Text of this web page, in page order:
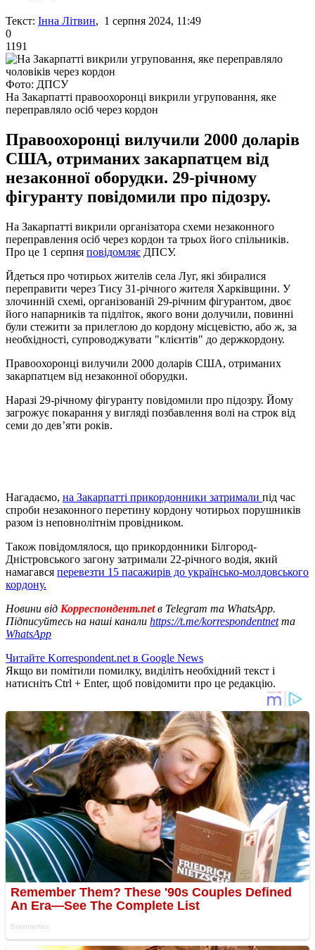
Текст: Інна Літвин, 1 серпня 2024, 11:49
0
1191
Фото: ДПСУ
На Закарпатті правоохоронці викрили угруповання, яке
переправляло осіб через кордон
Правоохоронці вилучили 2000 доларів
США, отриманих закарпатцем від
незаконної оборудки. 29-річному
фігуранту повідомили про підозру.
На Закарпатті викрили організатора схеми незаконного
переправлення осіб через кордон та трьох його спільників.
Про це 1 серпня повідомляє ДПСУ.
Йдеться про чотирьох жителів села Луг, які збиралися
переправити через Тису 31-річного жителя Харківщини. У
злочинній схемі, організованій 29-річним фігурантом, двоє
його напарників та підліток, якого вони долучили, повинні
були стежити за прилеглою до кордону місцевістю, або ж, за
необхідності, супроводжувати "клієнтів" до держкордону.
Правоохоронці вилучили 2000 доларів США, отриманих
закарпатцем від незаконної оборудки.
Наразі 29-річному фігуранту повідомили про підозру. Йому
загрожує покарання у вигляді позбавлення волі на строк від
семи до дев’яти років.
Нагадаємо, на Закарпатті прикордонники затримали під час
спроби незаконного перетину кордону чотирьох порушників
разом із неповнолітнім провідником.
Також повідомлялося, що прикордонники Білгород-
Дністровського загону затримали 22-річного водія, який
намагався перевезти 15 пасажирів до українсько-молдовського
кордону.
Новини від Корреспондент.netв Telegram та WhatsApp.
Підписуйтесь на наші канали https://t.me/korrespondentnetта
WhatsApp
Читайте Korrespondent.net в Google News
Якщо ви помітили помилку, виділіть необхідний текст і
натисніть Ctrl + Enter, щоб повідомити про це редакцію.